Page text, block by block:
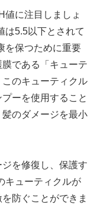
値に注目しましょ
は5.5以下とされて
を保つために重要
である「キューテ
のキューティクル
ーを使用すること
のダメージを最小
を修復し、保護す
キューティクルが
防ぐことができま